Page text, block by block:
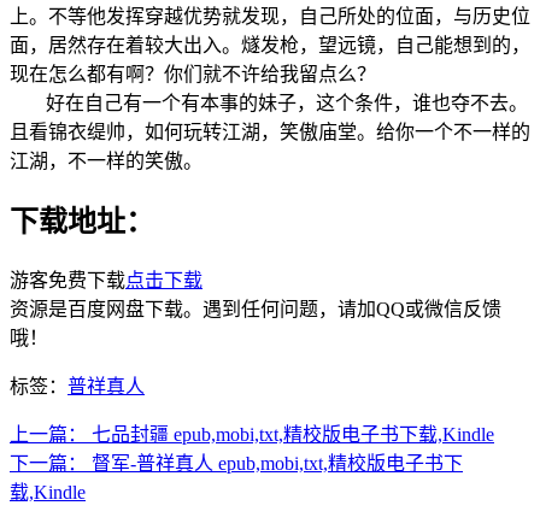
上。不等他发挥穿越优势就发现，自己所处的位面，与历史位
面，居然存在着较大出入。燧发枪，望远镜，自己能想到的，
现在怎么都有啊？你们就不许给我留点么？
好在自己有一个有本事的妹子，这个条件，谁也夺不去。
且看锦衣缇帅，如何玩转江湖，笑傲庙堂。给你一个不一样的
江湖，不一样的笑傲。
下载地址：
游客免费下载点击下载
资源是百度网盘下载。遇到任何问题，请加QQ或微信反馈
哦！
标签： 普祥真人
上一篇：
七品封疆 epub,mobi,txt,精校版电子书下载,Kindle
下一篇：
督军-普祥真人 epub,mobi,txt,精校版电子书下
载,Kindle